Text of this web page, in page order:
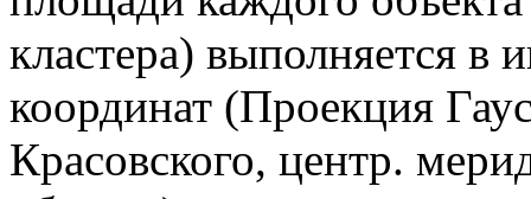
кластера) выполняется в
координат (Проекция
Красовского, центр.